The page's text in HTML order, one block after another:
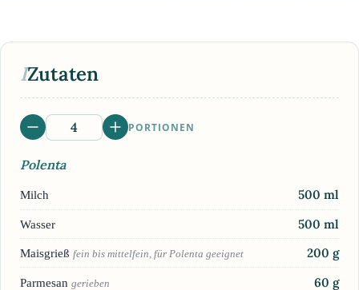
IZutaten
PORTIONEN
Polenta
Milch 500 ml
Wasser 500 ml
Maisgrieß fein bis mittelfein, für Polenta geeignet 200 g
Parmesan gerieben 60 g